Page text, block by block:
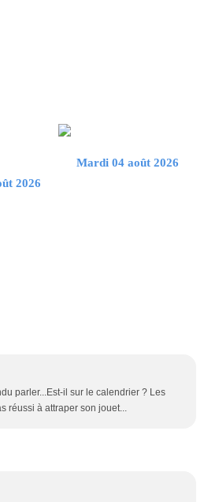
2026
Mardi 04 août 2026
parler...Est-il sur le calendrier ? Les
réussi à attraper son jouet...